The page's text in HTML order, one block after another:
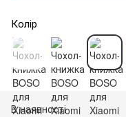
Колір
В наявності